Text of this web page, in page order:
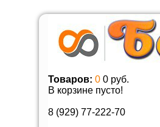
Товаров: 0 0 руб.
В корзине пусто!
8 (929) 77-222-70